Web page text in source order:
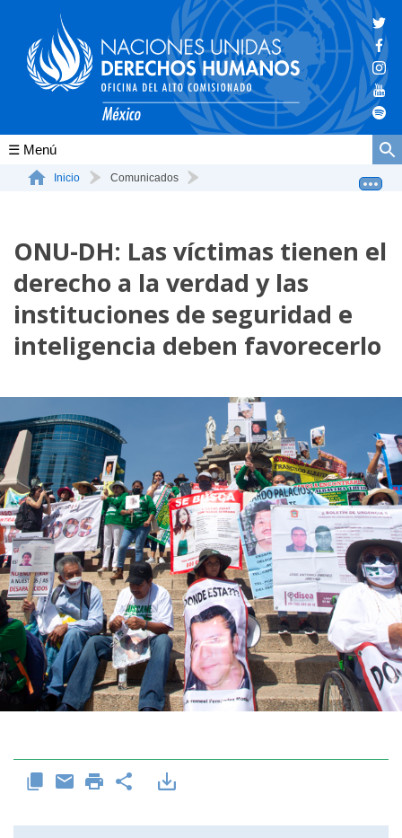
Conócenos
La ONU-DH en México
Vacantes ONU-DH México
ONU-DH en el tiempo
Inicio Comunicados
ONU-DH: Las víctimas tienen el
derecho a la verdad y las
instituciones de seguridad e
inteligencia deben favorecerlo